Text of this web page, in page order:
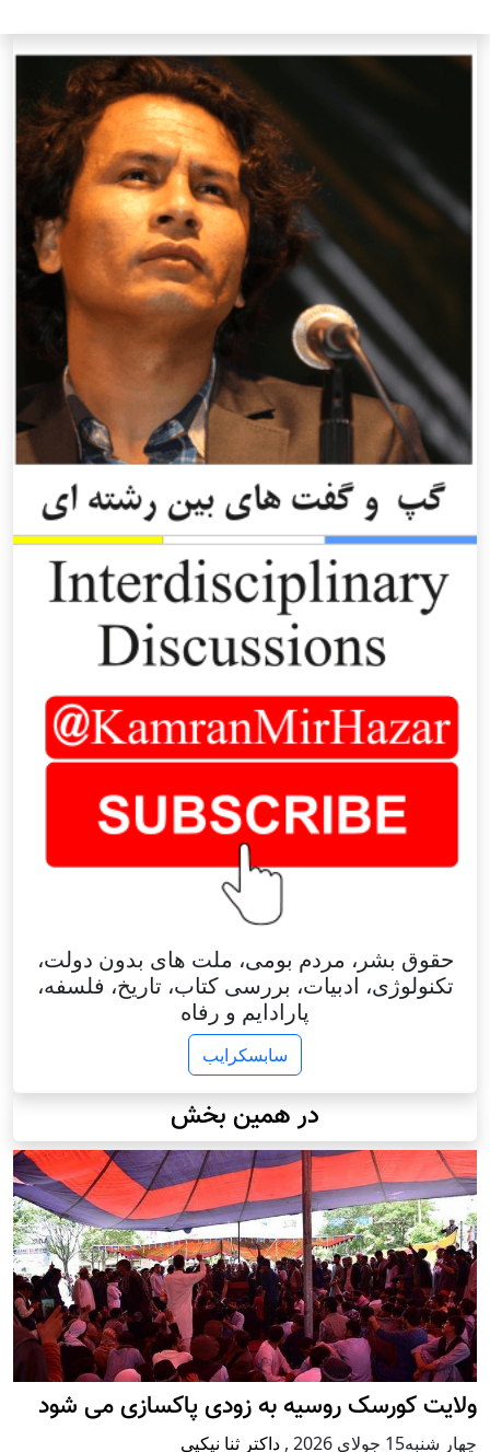
حقوق بشر، مردم بومی، ملت های بدون دولت،
تکنولوژی، ادبیات، بررسی کتاب، تاریخ، فلسفه،
پارادایم و رفاه
سابسکرایب
در همین بخش
ولایت کورسک روسیه به زودی پاکسازی می شود
چهار شنبه15 جولای 2026 , داکتر ثنا نیکپی